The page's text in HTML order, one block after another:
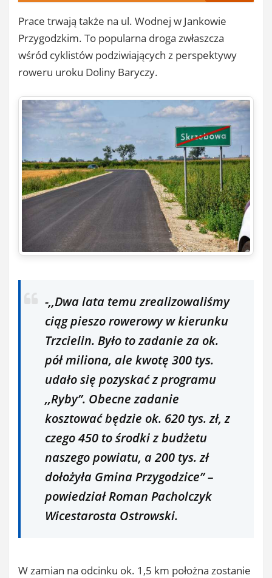
Prace trwają także na ul. Wodnej w Jankowie
Przygodzkim. To popularna droga zwłaszcza
wśród cyklistów podziwiających z perspektywy
roweru uroku Doliny Baryczy.
-,,Dwa lata temu zrealizowaliśmy
ciąg pieszo rowerowy w kierunku
Trzcielin. Było to zadanie za ok.
pół miliona, ale kwotę 300 tys.
udało się pozyskać z programu
,,Ryby’’. Obecne zadanie
kosztować będzie ok. 620 tys. zł, z
czego 450 to środki z budżetu
naszego powiatu, a 200 tys. zł
dołożyła Gmina Przygodzice’’ –
powiedział Roman Pacholczyk
Wicestarosta Ostrowski.
W zamian na odcinku ok. 1,5 km położna zostanie